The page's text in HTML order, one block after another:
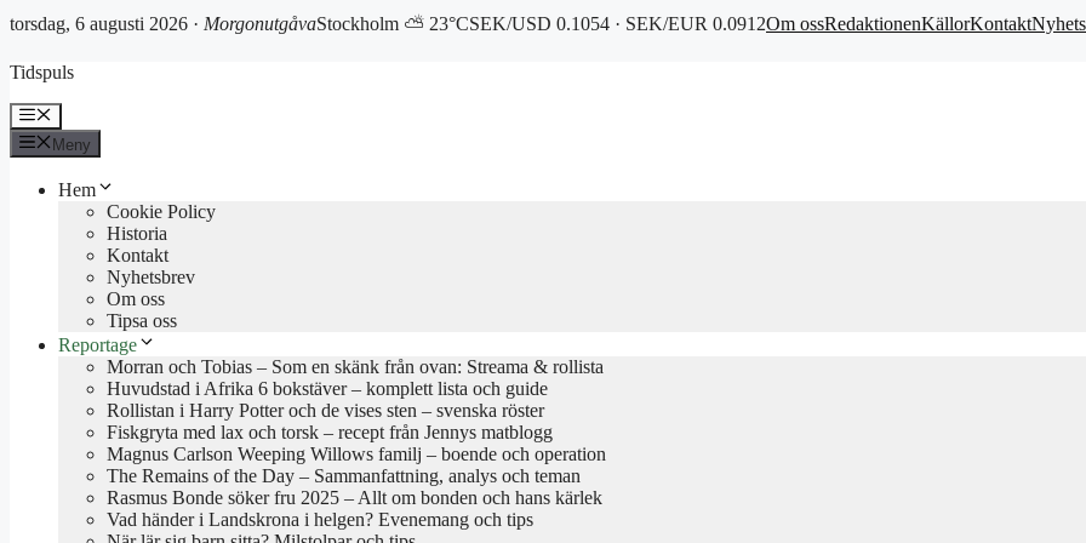
torsdag, 6 augusti 2026 · MorgonutgåvaStockholm ⛅ 23°CSEK/USD 0.1054 · SEK/EUR 0.0912Om ossRedaktionenKällorKontakt
till
Tidspuls
Meny
Meny
Hem
Cookie Policy
Historia
Kontakt
Nyhetsbrev
Om oss
Tipsa oss
Reportage
Morran och Tobias – Som en skänk från ovan: Streama & rollista
Huvudstad i Afrika 6 bokstäver – komplett lista och guide
Rollistan i Harry Potter och de vises sten – svenska röster
Fiskgryta med lax och torsk – recept från Jennys matblogg
Magnus Carlson Weeping Willows familj – boende och operation
The Remains of the Day – Sammanfattning, analys och teman
Rasmus Bonde söker fru 2025 – Allt om bonden och hans kärlek
Vad händer i Landskrona i helgen? Evenemang och tips